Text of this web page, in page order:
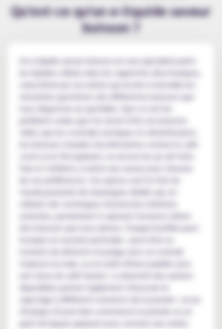
Qu'est-ce qu'un e-liquide saveur
boisson ?
Un e-liquide saveur boisson est une spécialité parmi
les liquides utilisés dans les cigarettes électroniques,
nous dégustons au quotidien. Que ce soit les
pétillants sodas que l'on sirote l'été, les boissons
telles que les cocktails exotiques et rafraîchissants,
travail passionné de mixologues dédiés qui, en
utilisant des techniques d'extraction d'arômes
avancées, parviennent à capturer l'essence même
des boissons que nous aimons. Chaque bouffée peut
évoquer un souvenir particulier : peut-être un
moment de détente à la plage avec un cocktail
disponibles permet également d'associer le
vapotage à différents moments de la journée : un jus
goût de liqueur apaisant pour conclure une soirée.